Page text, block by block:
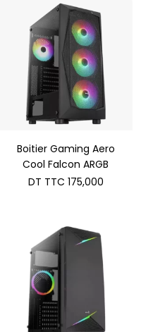
Boitier Gaming Aero
Cool Falcon ARGB
DT TTC 175,000